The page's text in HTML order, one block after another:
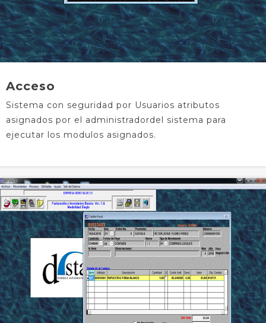
Acceso
Sistema con seguridad por Usuarios atributos
asignados por el administradordel sistema para
ejecutar los modulos asignados.